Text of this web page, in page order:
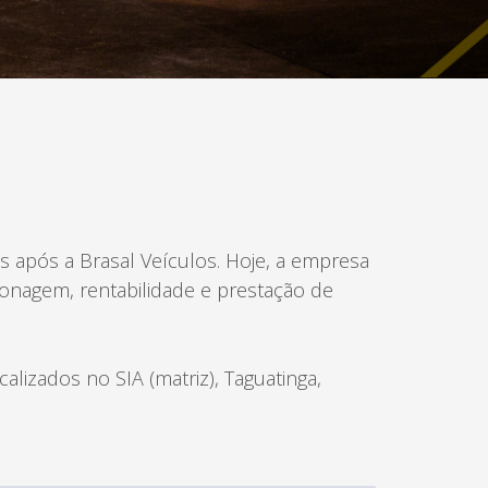
Taguatinga Setor Hoteleiro Sul
Área Especial de Postos – Pistão Sul
Brasília (DF)
Fone: (61) 3036-9962
a Brasal Veículos. Hoje, a empresa
rentabilidade e prestação de
no SIA (matriz), Taguatinga,